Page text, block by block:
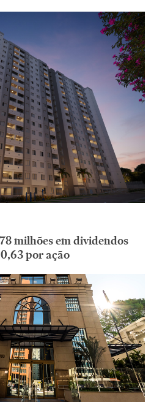
milhões em dividendos
por ação